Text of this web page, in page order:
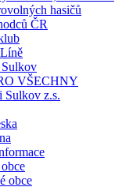
hasičů
ČR
Sulkov
VŠECHNY
Sulkov z.s.
obce